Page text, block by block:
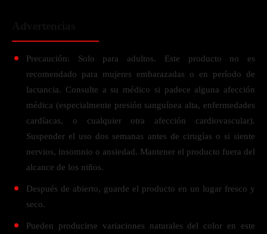
Precaución: Solo para adultos. Este producto no es
recomendado para mujeres embarazadas o en período de
lactancia. Consulte a su médico si padece alguna afección
médica (especialmente presión sanguínea alta, enfermedades
cardíacas, o cualquier otra afección cardiovascular).
Suspender el uso dos semanas antes de cirugías o si siente
nervios, insomnio o ansiedad. Mantener el producto fuera del
alcance de los niños.
Después de abierto, guarde el producto en un lugar fresco y
seco.
Pueden producirse variaciones naturales del color en este